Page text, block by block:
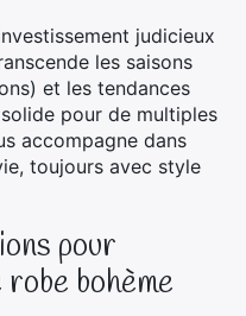
judicieux
les saisons
et les tendances
pour de multiples
accompagne dans
toujours avec style
pour
bohème